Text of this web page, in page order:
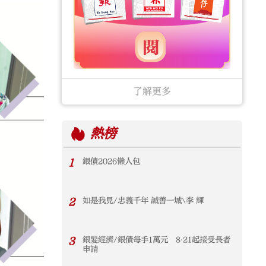
了解更多
熱榜
1 銀債2026懶人包
2 如是我見/忠義千年 誠善一城\李 輝
3
銀髮經濟/銀債每手1萬元 8‧21起接受長者
申請